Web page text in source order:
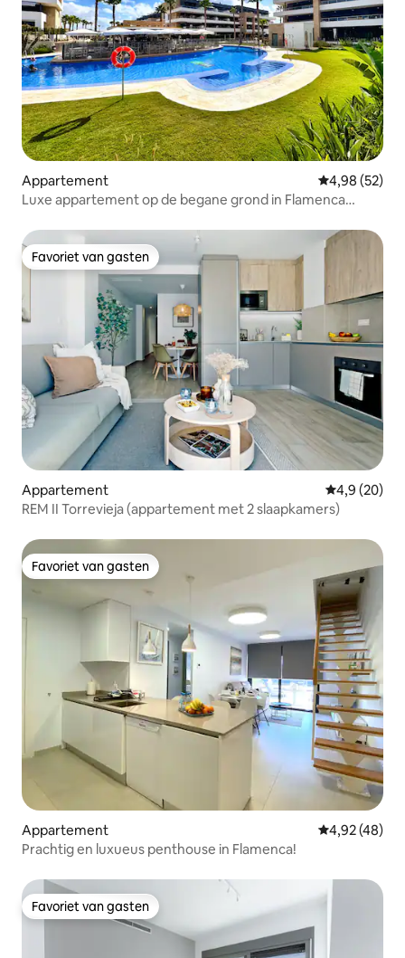
Appartement Gemiddelde
4,98 (52)
Luxe appartement op de begane grond in Flamenca
Favoriet van gasten
Favoriet van gasten
Appartement Gemiddelde
4,9 (20)
REM II Torrevieja (appartement met 2 slaapkamers)
Favoriet van gasten
Favoriet van gasten
Appartement Gemiddelde
4,92 (48)
Prachtig en luxueus penthouse in Flamenca!
Favoriet van gasten
Favoriet van gasten